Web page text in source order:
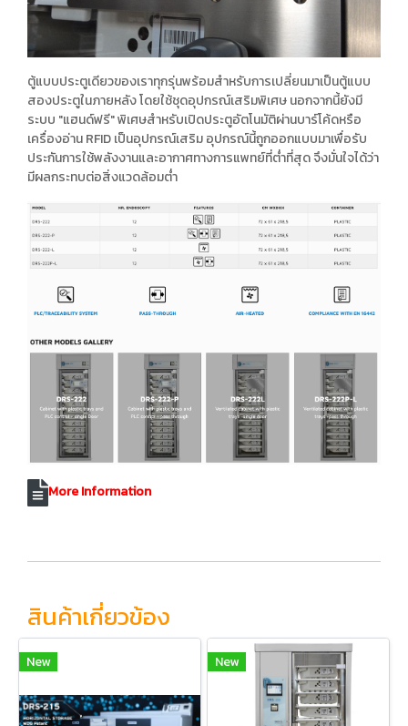
ตู้แบบประตูเดียวของเราทุกรุ่นพร้อมสำหรับการเปลี่ยนมาเป็นตู้แบบ
สองประตูในภายหลัง โดยใช้ชุดอุปกรณ์เสริมพิเศษ นอกจากนี้ยังมี
ระบบ "แฮนด์ฟรี" พิเศษสำหรับเปิดประตูอัตโนมัติผ่านบาร์โค้ดหรือ
เครื่องอ่าน RFID เป็นอุปกรณ์เสริม อุปกรณ์นี้ถูกออกแบบมาเพื่อรับ
ประกันการใช้พลังงานและอากาศทางการแพทย์ที่ต่ำที่สุด จึงมั่นใจได้ว่า
มีผลกระทบต่อสิ่งแวดล้อมต่ำ
More Information
สินค้าเกี่ยวข้อง
New New